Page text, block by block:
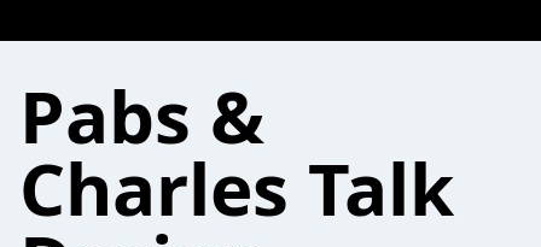
Pabs &
Charles Talk